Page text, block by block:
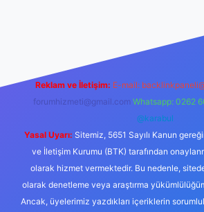
Reklam ve İletişim: E-mail:
forumhizmeti@gmail.com Whatsapp: 0262
@karabul
Yasal Uyarı: Sitemiz, 5651 Sayılı Kanun
ve İletişim Kurumu (BTK) tarafından
olarak hizmet vermektedir. Bu nedenle,
olarak denetleme veya araştırma
Ancak, üyelerimiz yazdıkları içeriklerin